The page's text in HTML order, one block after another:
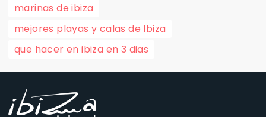
marinas de ibiza
mejores playas y calas de Ibiza
que hacer en ibiza en 3 dias